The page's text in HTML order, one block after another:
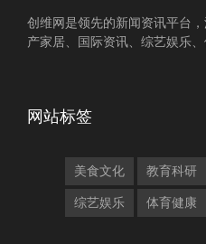
创维网是领先的新闻资讯平台
产家居、国际资讯、综艺娱乐
网站标签
美食文化 教育科研
综艺娱乐 体育健康